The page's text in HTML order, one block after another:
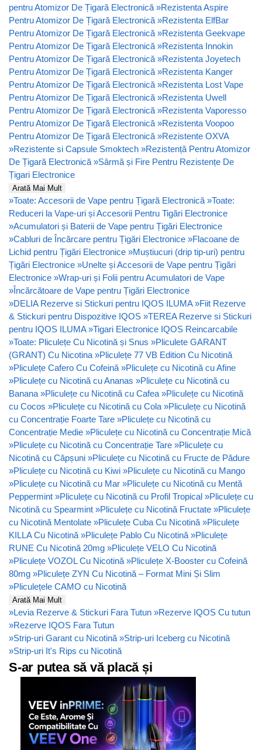
pentru Atomizor De Țigară Electronică »Rezistenta Aspire
Pentru Atomizor De Țigară Electronică »Rezistenta ElfBar
Pentru Atomizor De Țigară Electronică »Rezistenta Geekvape
Pentru Atomizor De Țigară Electronică »Rezistenta Innokin
Pentru Atomizor De Țigară Electronică »Rezistenta Joyetech
Pentru Atomizor De Țigară Electronică »Rezistenta Kanger
Pentru Atomizor De Țigară Electronică »Rezistenta Lost Vape
Pentru Atomizor De Țigară Electronică »Rezistenta Uwell
Pentru Atomizor De Țigară Electronică »Rezistenta Vaporesso
Pentru Atomizor De Țigară Electronică »Rezistenta Voopoo
Pentru Atomizor De Țigară Electronică »Rezistente OXVA
»Rezistente si Capsule Smoktech »Rezistență Pentru Atomizor
De Țigară Electronică »Sârmă și Fire Pentru Rezistențe De
Țigari Electronice
Arată Mai Mult
»Toate: Accesorii de Vape pentru Țigară Electronică »Toate:
Reduceri la Vape-uri și Accesorii Pentru Tigări Electronice
»Acumulatori și Baterii de Vape pentru Țigări Electronice
»Cabluri de Încărcare pentru Țigări Electronice »Flacoane de
Lichid pentru Țigări Electronice »Muștiucuri (drip tip-uri) pentru
Țigări Electronice »Unelte și Accesorii de Vape pentru Țigări
Electronice »Wrap-uri și Folii pentru Acumulatori de Vape
»Încărcătoare de Vape pentru Țigări Electronice
»DELIA Rezerve si Stickuri pentru IQOS ILUMA »Fiit Rezerve
& Stickuri pentru Dispozitive IQOS »TEREA Rezerve si Stickuri
pentru IQOS ILUMA »Tigari Electronice IQOS Reincarcabile
»Toate: Pliculețe Cu Nicotină și Snus »Pliculete GARANT
(GRANT) Cu Nicotina »Pliculețe 77 VB Edition Cu Nicotină
»Pliculețe Cafero Cu Cofeină »Pliculețe cu Nicotină cu Afine
»Pliculețe cu Nicotină cu Ananas »Pliculețe cu Nicotină cu
Banana »Pliculețe cu Nicotină cu Cafea »Pliculețe cu Nicotină
cu Cocos »Pliculețe cu Nicotină cu Cola »Pliculețe cu Nicotină
cu Concentrație Foarte Tare »Pliculețe cu Nicotină cu
Concentrație Medie »Pliculețe cu Nicotină cu Concentrație Mică
»Pliculețe cu Nicotină cu Concentrație Tare »Pliculețe cu
Nicotină cu Căpșuni »Pliculețe cu Nicotină cu Fructe de Pădure
»Pliculețe cu Nicotină cu Kiwi »Pliculețe cu Nicotină cu Mango
»Pliculețe cu Nicotină cu Mar »Pliculețe cu Nicotină cu Mentă
Peppermint »Pliculețe cu Nicotină cu Profil Tropical »Pliculețe cu
Nicotină cu Spearmint »Pliculețe cu Nicotină Fructate »Pliculețe
cu Nicotină Mentolate »Pliculețe Cuba Cu Nicotină »Pliculețe
KILLA Cu Nicotină »Pliculețe Pablo Cu Nicotină »Pliculețe
RUNE Cu Nicotină 20mg »Pliculețe VELO Cu Nicotină
»Pliculețe VOZOL Cu Nicotină »Pliculețe X-Booster cu Cofeină
80mg »Pliculețe ZYN Cu Nicotină – Format Mini Și Slim
»Pliculețele CAMO cu Nicotină
Arată Mai Mult
»Levia Rezerve & Stickuri Fara Tutun »Rezerve IQOS Cu tutun
»Rezerve IQOS Fara Tutun
»Strip-uri Garant cu Nicotină »Strip-uri Iceberg cu Nicotină
»Strip-uri It's Rips cu Nicotină
S-ar putea să vă placă și